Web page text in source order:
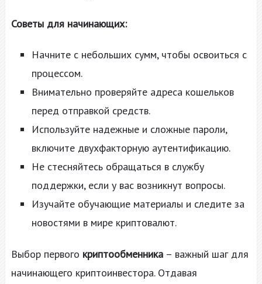
Советы для начинающих:
Начните с небольших сумм, чтобы освоиться с
процессом.
Внимательно проверяйте адреса кошельков
перед отправкой средств.
Используйте надежные и сложные пароли,
включите двухфакторную аутентификацию.
Не стесняйтесь обращаться в службу
поддержки, если у вас возникнут вопросы.
Изучайте обучающие материалы и следите за
новостями в мире криптовалют.
Выбор первого криптообменника– важный шаг для
начинающего криптоинвестора. Отдавая